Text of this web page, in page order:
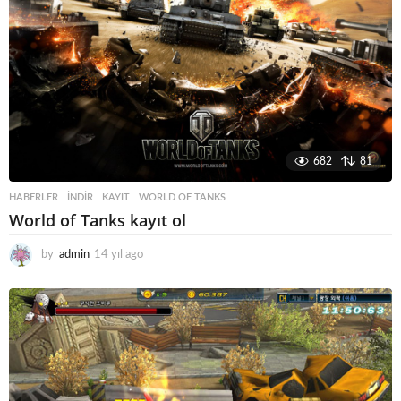
682 81
HABERLER INDIR ,KAYIT ,WORLD OF TANKS
World of Tanks kayıt ol
by admin 14 yıl ago
y
ı
l
a
g
o